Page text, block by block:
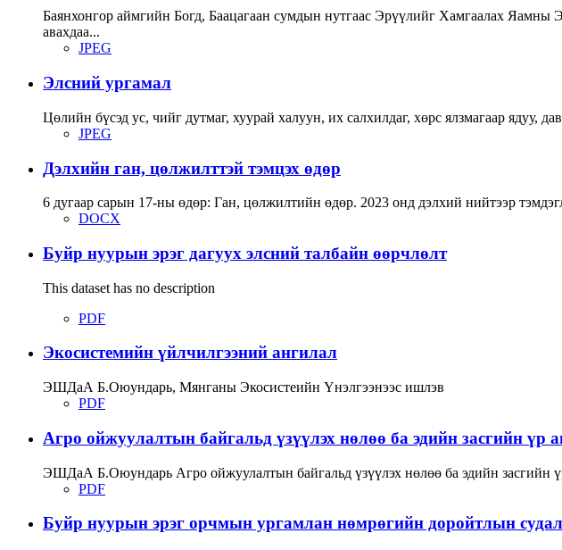
Баянхонгор аймгийн Богд, Баацагаан сумдын нутгаас Эрүүлийг Хамгаалах
авахдаа...
JPEG
Элсний ургамал
Цөлийн бүсэд ус, чийг дутмаг, хуурай халуун, их салхилдаг, хөрс ялзмагаар ядуу,
JPEG
Дэлхийн ган, цөлжилттэй тэмцэх өдөр
6 дугаар сарын 17-ны өдөр: Ган, цөлжилтийн өдөр. 2023 онд дэлхий нийтээр
DOCX
Буйр нуурын эрэг дагуух элсний талбайн өөрчлөлт
This dataset has no description
PDF
Экосистемийн үйлчилгээний ангилал
ЭШДаА Б.Оюундарь, Мянганы Экосистеийн Үнэлгээнээс ишлэв
PDF
Агро ойжуулалтын байгальд үзүүлэх нөлөө ба эдийн засгийн үр
ЭШДаА Б.Оюундарь Агро ойжуулалтын байгальд үзүүлэх нөлөө ба эдийн засгийн
PDF
Буйр нуурын эрэг орчмын ургамлан нөмрөгийн доройтлын